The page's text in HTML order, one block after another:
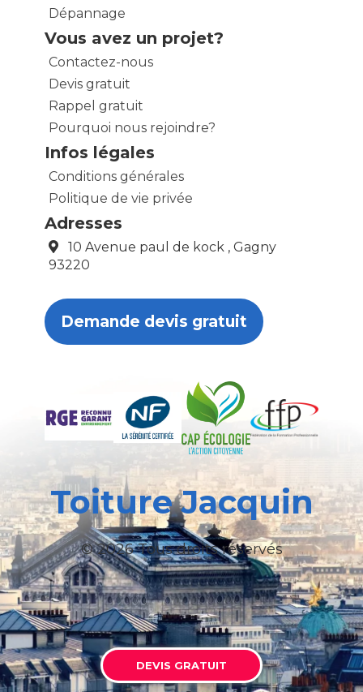
Dépannage
Vous avez un projet?
Contactez-nous
Devis gratuit
Rappel gratuit
Pourquoi nous rejoindre?
Infos légales
Conditions générales
Politique de vie privée
Adresses
10 Avenue paul de kock , Gagny
93220
Demande devis gratuit
Toiture Jacquin
© 2026 Tous droits réservés
DEVIS GRATUIT